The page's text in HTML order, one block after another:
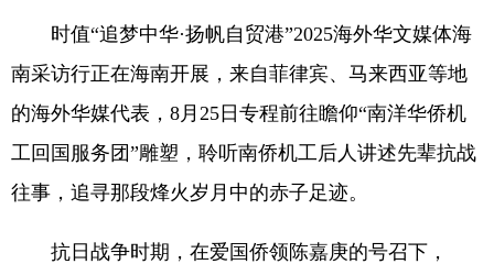
时值“追梦中华·扬帆自贸港”2025海外华文媒体海
南采访行正在海南开展，来自菲律宾、马来西亚等地
的海外华媒代表，8月25日专程前往瞻仰“南洋华侨机
工回国服务团”雕塑，聆听南侨机工后人讲述先辈抗战
往事，追寻那段烽火岁月中的赤子足迹。
抗日战争时期，在爱国侨领陈嘉庚的号召下，